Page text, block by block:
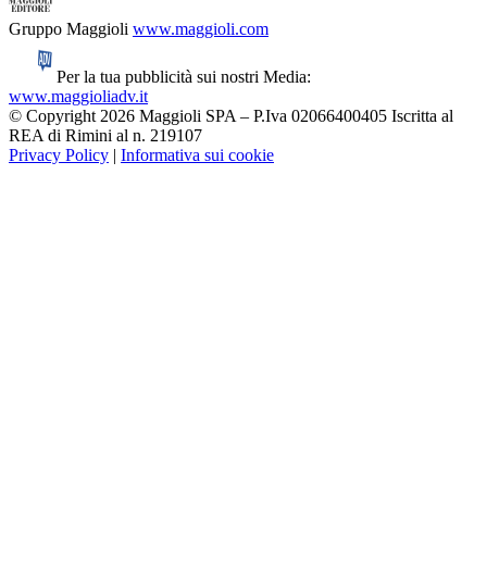
Gruppo Maggioli www.maggioli.com
Per la tua pubblicità sui nostri Media:
www.maggioliadv.it
© Copyright 2026 Maggioli SPA – P.Iva 02066400405 Iscritta al
REA di Rimini al n. 219107
Privacy Policy | Informativa sui cookie